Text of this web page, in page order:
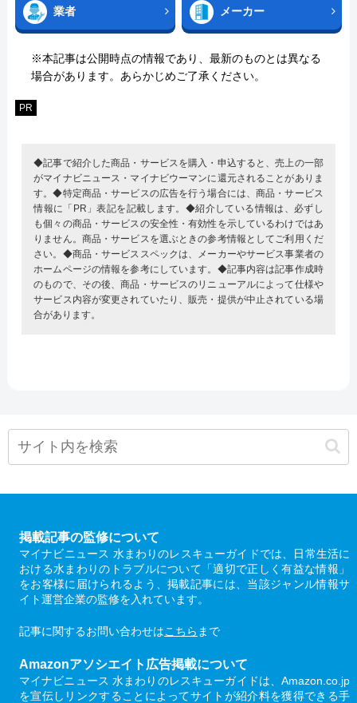
業者 メーカー
※本記事は公開時点の情報であり、最新のものとは異なる
場合があります。あらかじめご了承ください。
PR
◆記事で紹介した商品・サービスを購入・申込すると、売上の一部
がマイナビニュース・マイナビウーマンに還元されることがありま
す。◆特定商品・サービスの広告を行う場合には、商品・サービス
情報に「PR」表記を記載します。◆紹介している情報は、必ずし
も個々の商品・サービスの安全性・有効性を示しているわけではあ
りません。商品・サービスを選ぶときの参考情報としてご利用くだ
さい。◆商品・サービススペックは、メーカーやサービス事業者の
ホームページの情報を参考にしています。◆記事内容は記事作成時
のもので、その後、商品・サービスのリニューアルによって仕様や
サービス内容が変更されていたり、販売・提供が中止されている場
合があります。
掲載記事の監修について
マイナビニュース 水まわりのレスキューガイドでは、日常生活に
おける水まわりのトラブルについて「適切で正しく有益な情報」
をお客様に届けられるよう、掲載記事には、当該ジャンル情報サ
イト運営企業の監修を入れています。
記事に関するお問い合わせはこちら まで
Amazonアソシエイト広告掲載について
マイナビニュース 水まわりのレスキューガイドは、Amazon.co.jp
を宣伝しリンクすることによってサイトが紹介料を獲得できる手